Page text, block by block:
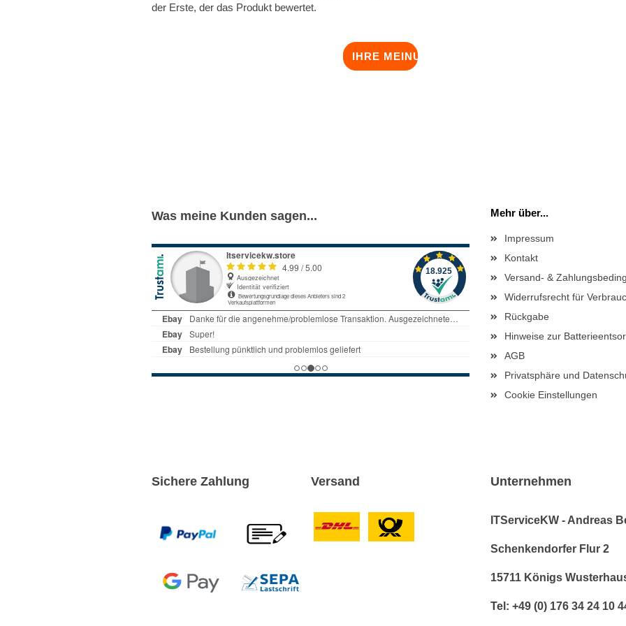
der Erste, der das Produkt bewertet.
IHRE MEINUNG
Was meine Kunden sagen... Mehr über...
Impressum
Kontakt
Versand- &
Widerrufsrecht für
Rückgabe
Hinweise zur
AGB
Privatsphäre und
Cookie Einstellungen
Sichere Zahlung Versand Unternehmen
ITServiceKW - Andreas
Schenkendorfer Flur 2
15711 Königs
Tel: +49 (0) 176 34 24 10